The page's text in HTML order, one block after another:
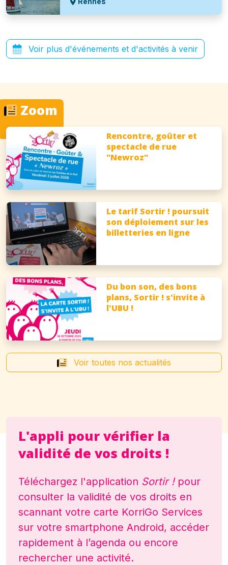
Voir plus d'événements et d'activités à venir
Zoom
Voir toutes nos actualités
Rencontre, goûter et
spectacle de rue
"Newroz"
Le tarif Sortir ! poursuit
son déploiement sur les
billetteries en ligne
Du bon son, des bons
plans, Sortir ! s'invite à
l'UBU !
L'appli pour vérifier la
validité de vos droits !
Téléchargez l'application Sortir !pour
consulter la validité de vos droits en
scannant votre carte KorriGo Services
sur votre smartphone Android, accéder
rapidement à l’agenda ou encore
rechercher une activité.